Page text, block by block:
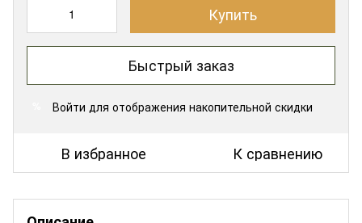
Купить
Быстрый заказ
Войти для отображения накопительной скидки
В избранное К сравнению